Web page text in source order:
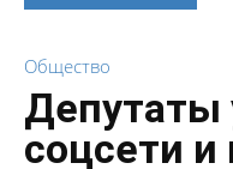
Общество
Депутаты
соцсети и